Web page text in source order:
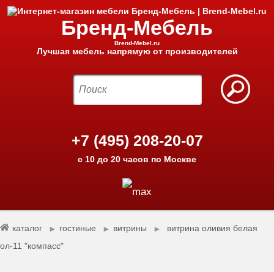
Бренд-Мебель
Brend-Mebel.ru
Лучшая мебель напрямую от производителей
+7 (495) 208-20-07
с 10 до 20 часов по Москве
каталог ► гостиные ► витрины ►
витрина оливия белая
ол-11 "компасс"